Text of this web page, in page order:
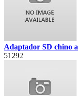
Adaptador SD chino
51292